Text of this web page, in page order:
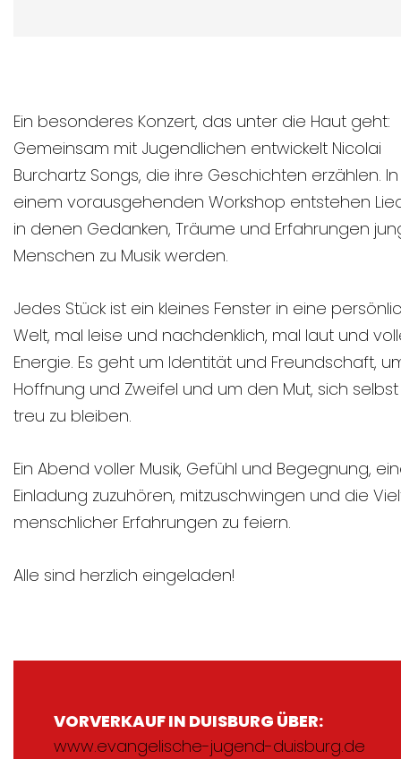
Ein besonderes Konzert, das unter die Haut geht:
Gemeinsam mit Jugendlichen entwickelt Nicolai
Burchartz Songs, die ihre Geschichten erzählen. In
einem vorausgehenden Workshop entstehen
in denen Gedanken, Träume und Erfahrungen
Menschen zu Musik werden.
Jedes Stück ist ein kleines Fenster in eine
Welt, mal leise und nachdenklich, mal laut und
Energie. Es geht um Identität und Freundschaft,
Hoffnung und Zweifel und um den Mut, sich selbst
treu zu bleiben.
Ein Abend voller Musik, Gefühl und Begegnung,
Einladung zuzuhören, mitzuschwingen und die
menschlicher Erfahrungen zu feiern.
Alle sind herzlich eingeladen!
VORVERKAUF IN DUISBURG ÜBER:
www.evangelische-jugend-duisburg.de